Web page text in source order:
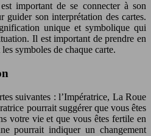
important de se connecter à son
son interprétation des cartes.
unique et symbolique qui
Il est important de prendre en
symboles de chaque carte.
suivantes : l’Impératrice, La Roue
pourrait suggérer que vous êtes
votre vie et que vous êtes fertile en
pourrait indiquer un changement